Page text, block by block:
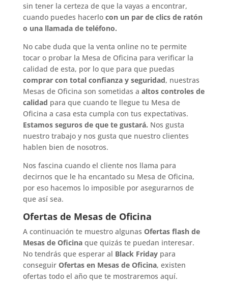
sin tener la certeza de que la vayas a encontrar,
cuando puedes hacerlo con un par de clics de ratón
o una llamada de teléfono.
No cabe duda que la venta online no te permite
tocar o probar la Mesa de Oficina para verificar la
calidad de esta, por lo que para que puedas
comprar con total confianza y seguridad, nuestras
Mesas de Oficina son sometidas a altos controles de
calidad para que cuando te llegue tu Mesa de
Oficina a casa esta cumpla con tus expectativas.
Estamos seguros de que te gustará. Nos gusta
nuestro trabajo y nos gusta que nuestro clientes
hablen bien de nosotros.
Nos fascina cuando el cliente nos llama para
decirnos que le ha encantado su Mesa de Oficina,
por eso hacemos lo imposible por asegurarnos de
que así sea.
Ofertas de Mesas de Oficina
A continuación te muestro algunas Ofertas flash de
Mesas de Oficina que quizás te puedan interesar.
No tendrás que esperar al Black Fridaypara
conseguir Ofertas en Mesas de Oficina, existen
ofertas todo el año que te mostraremos aquí.